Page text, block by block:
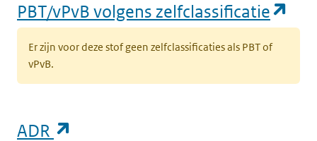
PBT/vPvB volgens zelfclassificatie
Er zijn voor deze stof geen zelfclassificaties als PBT of
vPvB.
ADR